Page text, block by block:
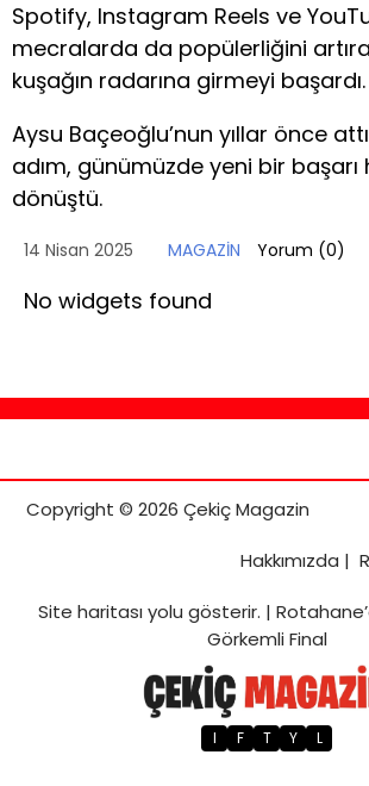
Spotify, Instagram Reels ve
mecralarda da popülerliğini
kuşağın radarına girmeyi başardı.
Aysu Baçeoğlu’nun yıllar önce
adım, günümüzde yeni bir başarı
dönüştü.
14 Nisan 2025 MAGAZİN Yorum (0)
No widgets found
Copyright © 2026 Çekiç Magazin
Hakkımızda |
Site haritasıyolu gösterir. |
Görkemli Final
I F T Y L